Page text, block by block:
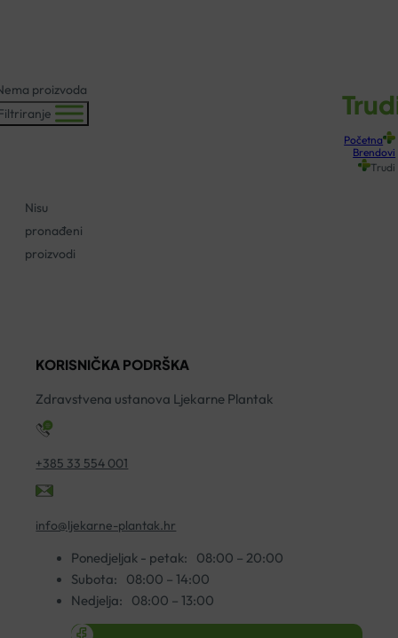
Početna
Brendovi
Trudi
proizvoda
Nisu
pronađeni
proizvodi
KORISNIČKA PODRŠKA
Zdravstvena ustanova Ljekarne Plantak
+385 33 554 001
info@ljekarne-plantak.hr
Ponedjeljak - petak:
08:00 – 20:00
Subota:
08:00 – 14:00
Nedjelja:
08:00 – 13:00